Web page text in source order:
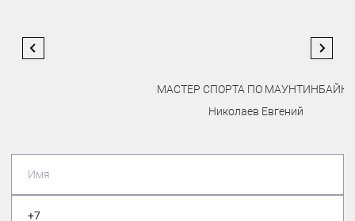
МАСТЕР СПОРТА ПО МАУНТИНБАЙКУ
Николаев Евгений